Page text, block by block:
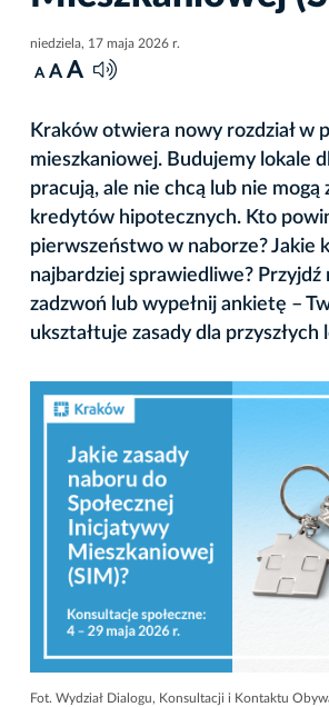
niedziela, 17 maja 2026 r.
A A A
Kraków otwiera nowy rozdział w
mieszkaniowej. Budujemy lokale
pracują, ale nie chcą lub nie mogą
kredytów hipotecznych. Kto
pierwszeństwo w naborze? Jakie
najbardziej sprawiedliwe? Przyjdź
zadzwoń lub wypełnij ankietę –
ukształtuje zasady dla
Fot. Wydział Dialogu, Konsultacji i Kontaktu